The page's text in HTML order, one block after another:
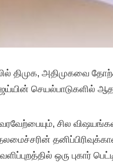
திமுக, அதிமுகவை
செயல்பாடுகளில்
சில
ஒரு புகார்